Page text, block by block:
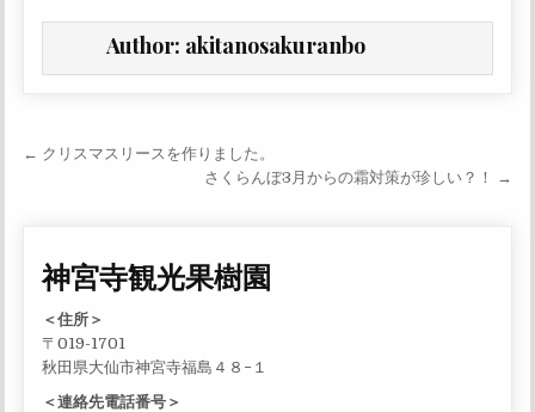
Author: akitanosakuranbo
投稿ナビゲーション
← クリスマスリースを作りました。
さくらんぼ3月からの霜対策が珍しい？！ →
神宮寺観光果樹園
＜住所＞
〒019-1701
秋田県大仙市神宮寺福島４８−１
＜連絡先電話番号＞